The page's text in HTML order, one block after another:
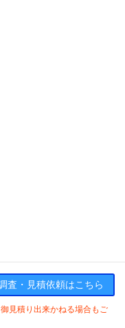
査・見積依頼はこちら
見積り出来かねる場合もご